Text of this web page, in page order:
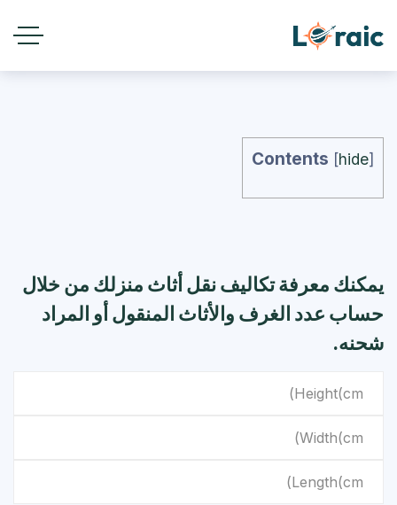
Contents [hide]
يمكنك معرفة تكاليف نقل أثاث منزلك من خلال
حساب عدد الغرف والأثاث المنقول أو المراد
شحنه.